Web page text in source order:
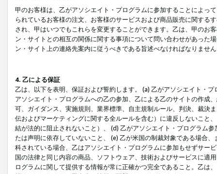
甲のお客様は、乙がアソシエイト・プログラムに参加することによっ
られているお客様の注文、お客様のサービスおよび商品販売に関する
され、甲はいつでもこれらを変更することができます。乙は、甲のお
ン・サイトとの相互の関係に関する事項について問い合わせがあった
ン・サイト上の連絡先案内に従うべきである旨述べなければなりませ
4. 乙による保証
乙は、以下を表明、保証および誓約します。 (a) 乙がアソシエイト・
アソシエイト・プログラムへの乙の参加、乙による乙のサイトの作成
可、ガイダンス、実施規則、業界標準、自主規制ルール、判決、裁決
伝およびマーケティングに関する全ルールを含む）に違反しないこと
結が法的に阻止されないこと）、 (d) 乙がアソシエイト・プログラム
たは声明に依存していないこと、 (e) 乙が米国の制裁対象である場合
科されている場合、乙はアソシエイト・プログラムに参加もせずサー
国の法律と同じ内容の商品、ソフトウェア、技術およびサービスに適
ログラムに関して提供する情報が常に正確かつ完全であること。乙は